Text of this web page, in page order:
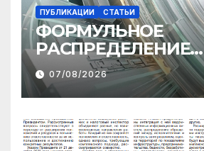
ПУБЛИКАЦИИ СТАТЬИ
ФОРМУЛЬНОЕ
РАСПРЕДЕЛЕНИЕ
МЕЖБЮДЖЕТНЫХ
ТРАНСФЕРТОВ
07/08/2026